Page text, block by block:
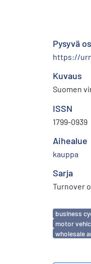
Pysyvä
https://
Kuvaus
Suomen
ISSN
1799-0939
Aihealue
kauppa
Sarja
Turnover
business
motor
wholesale